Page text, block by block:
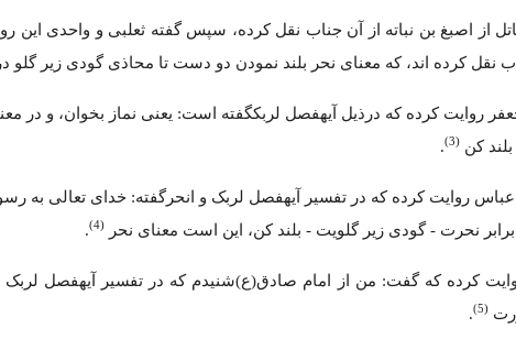
از اصبغ بن نباته از آن جناب نقل کرده، سپس گفته ثعلبی و واحدی این
نقل کرده اند، که معنای نحر بلند نمودن دو دست تا محاذی گودی زیر گلو
روایت کرده که درذیل آیهفصل لربکگفته است: یعنی نماز بخوان، و در
کن (3)
.
عباس روایت کرده که در تفسیر آیهفصل لربک و انحرگفته: خدای تعالی به
نحرت - گودی زیر گلویت - بلند کن، این است معنای نحر
(4)
.
کرده که گفت: من از امام صادق(ع)شنیدم که در تفسیر آیهفصل لربک
(5)
.